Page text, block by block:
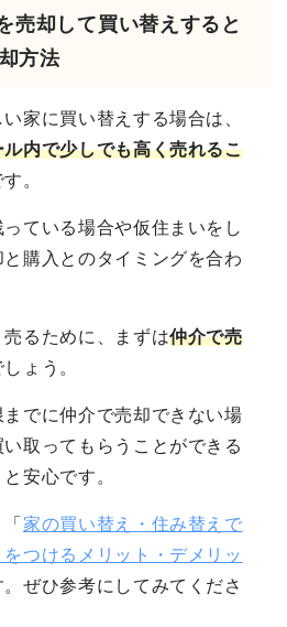
却して買い替えすると
方法
家に買い替えする場合は、
内で少しでも高く売れるこ
。
ている場合や仮住まいをし
購入とのタイミングを合わ
るために、まずは仲介で売
ょう。
でに仲介で売却できない場
取ってもらうことができる
安心です。
家の買い替え・住み替えで
つけるメリット・デメリッ
ぜひ参考にしてみてくださ